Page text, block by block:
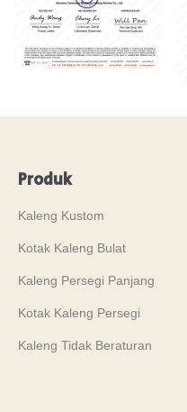
Produk
Kaleng Kustom
Kotak Kaleng Bulat
Kaleng Persegi Panjang
Kotak Kaleng Persegi
Kaleng Tidak Beraturan